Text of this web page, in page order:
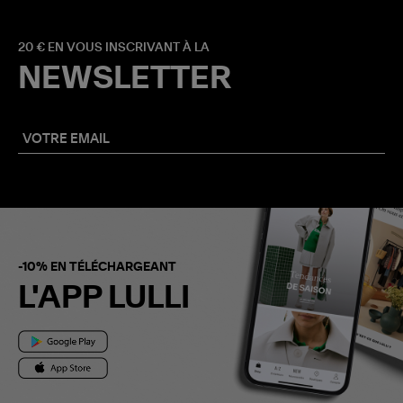
20 € EN VOUS INSCRIVANT À LA
NEWSLETTER
-10% EN TÉLÉCHARGEANT
L'APP LULLI